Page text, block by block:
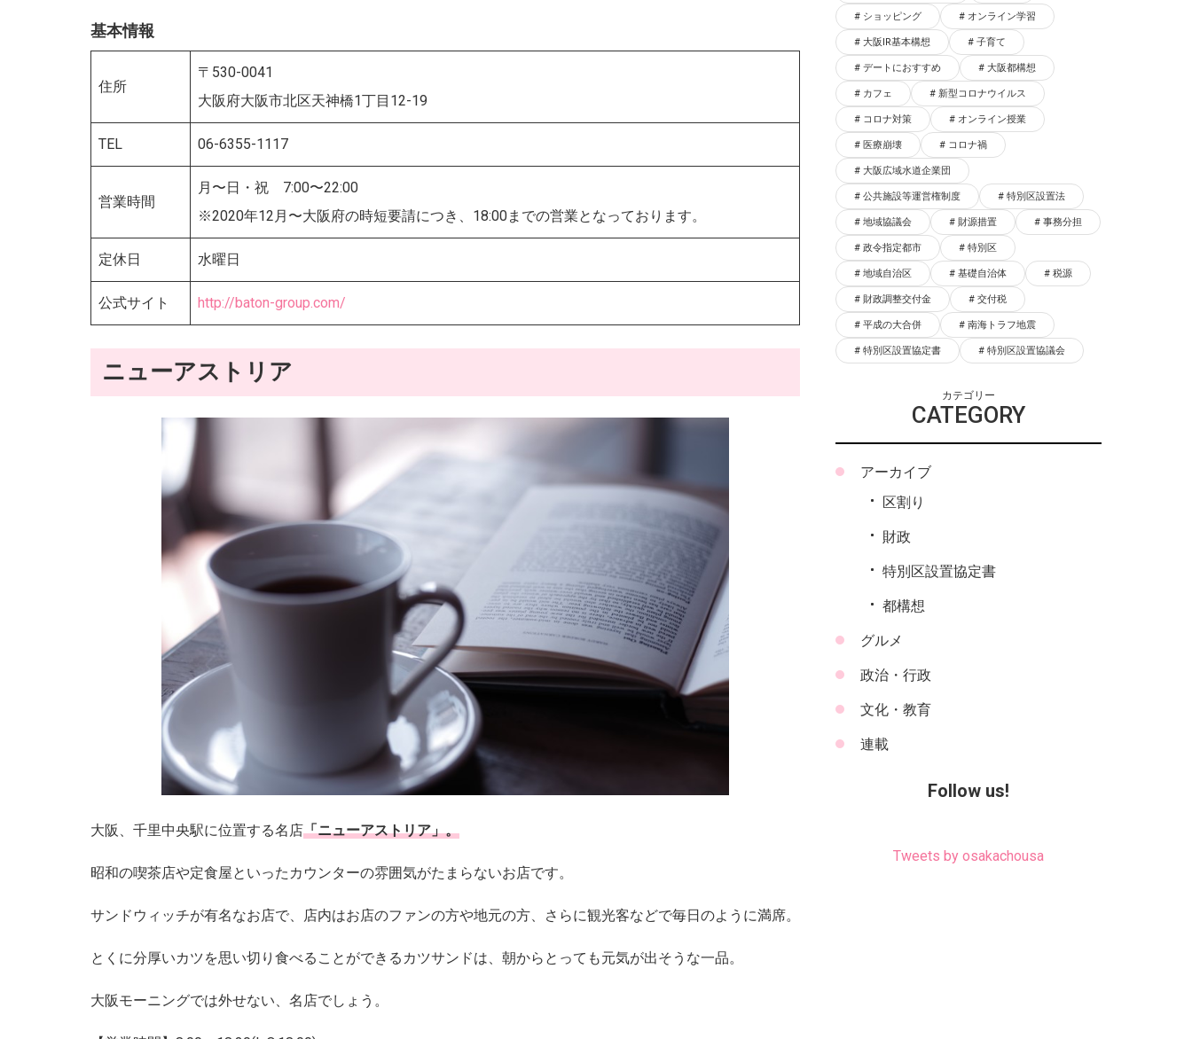
基本情報
住所
〒530-0041
大阪府大阪市北区天神橋1丁目12-19
TEL 06-6355-1117
営業時間
月〜日・祝 7:00〜22:00
※2020年12月〜大阪府の時短要請につき、18:00までの営業となっております。
定休日 水曜日
公式サイト http://baton-group.com/
ニューアストリア
大阪、千里中央駅に位置する名店「ニューアストリア」。
昭和の喫茶店や定食屋といったカウンターの雰囲気がたまらないお店です。
サンドウィッチが有名なお店で、店内はお店のファンの方や地元の方、さらに観光客などで毎日のように満席。
とくに分厚いカツを思い切り食べることができるカツサンドは、朝からとっても元気が出そうな一品。
大阪モーニングでは外せない、名店でしょう。
ショッピング オンライン学習
大阪IR基本構想 子育て
デートにおすすめ 大阪都構想
カフェ 新型コロナウイルス
コロナ対策 オンライン授業
医療崩壊 コロナ禍
大阪広域水道企業団
公共施設等運営権制度 特別区設置法
地域協議会 財源措置 事務分担
政令指定都市 特別区
地域自治区 基礎自治体 税源
財政調整交付金 交付税
平成の大合併 南海トラフ地震
特別区設置協定書 特別区設置協議会
カテゴリー
CATEGORY
アーカイブ
区割り
財政
特別区設置協定書
都構想
グルメ
政治・行政
文化・教育
連載
Follow us!
Tweets by osakachousa